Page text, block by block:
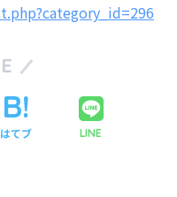
はてブ LINE